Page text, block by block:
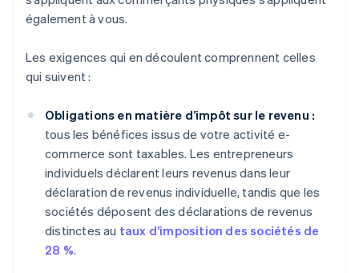
également à vous.
Les exigences qui en découlent comprennent celles
qui suivent :
Obligations en matière d’impôt sur le revenu :
tous les bénéfices issus de votre activité e-
commerce sont taxables. Les entrepreneurs
individuels déclarent leurs revenus dans leur
déclaration de revenus individuelle, tandis que les
sociétés déposent des déclarations de revenus
distinctes au taux d’imposition des sociétés de
28 %.